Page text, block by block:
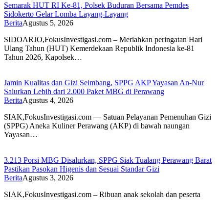
Semarak HUT RI Ke-81, Polsek Buduran Bersama Pemdes
Sidokerto Gelar Lomba Layang-Layang
BeritaAgustus 5, 2026
SIDOARJO,FokusInvestigasi.com – Meriahkan peringatan Hari
Ulang Tahun (HUT) Kemerdekaan Republik Indonesia ke-81
Tahun 2026, Kapolsek…
Jamin Kualitas dan Gizi Seimbang, SPPG AKP Yayasan An-Nur
Salurkan Lebih dari 2.000 Paket MBG di Perawang
BeritaAgustus 4, 2026
SIAK,FokusInvestigasi.com — Satuan Pelayanan Pemenuhan Gizi
(SPPG) Aneka Kuliner Perawang (AKP) di bawah naungan
Yayasan…
3.213 Porsi MBG Disalurkan, SPPG Siak Tualang Perawang Barat
Pastikan Pasokan Higenis dan Sesuai Standar Gizi
BeritaAgustus 3, 2026
SIAK,FokusInvestigasi.com – Ribuan anak sekolah dan peserta